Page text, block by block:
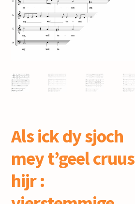
Als ick dy sjoch
mey t’geel cruus
hijr :